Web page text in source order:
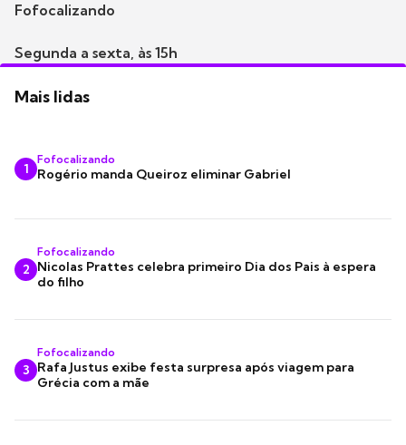
Fofocalizando
Segunda a sexta, às 15h
Mais lidas
1
Fofocalizando
Rogério manda Queiroz eliminar Gabriel
2
Fofocalizando
Nicolas Prattes celebra primeiro Dia dos Pais à espera
do filho
3
Fofocalizando
Rafa Justus exibe festa surpresa após viagem para
Grécia com a mãe